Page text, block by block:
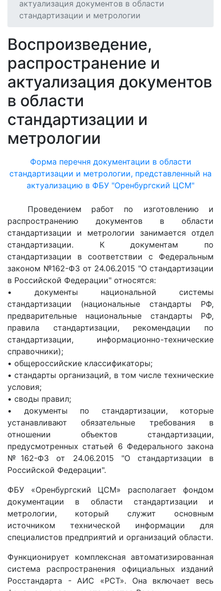
актуализация документов в области
стандартизации и метрологии
Воспроизведение,
распространение и
актуализация документов
в области
стандартизации и
метрологии
Форма перечня документации в области
стандартизации и метрологии, представленный на
актуализацию в ФБУ "Оренбургский ЦСМ"
Проведением работ по изготовлению и
распространению документов в области
стандартизации и метрологии занимается отдел
стандартизации. К документам по
стандартизации в соответствии с Федеральным
законом №162-ФЗ от 24.06.2015 "О стандартизации
в Российской Федерации" относятся:
• документы национальной системы
стандартизации (национальные стандарты РФ,
предварительные национальные стандарты РФ,
правила стандартизации, рекомендации по
стандартизации, информационно-технические
справочники);
• общероссийские классификаторы;
• стандарты организаций, в том числе технические
условия;
• своды правил;
• документы по стандартизации, которые
устанавливают обязательные требования в
отношении объектов стандартизации,
предусмотренных статьей 6 Федерального закона
№162-ФЗ от 24.06.2015 "О стандартизации в
Российской Федерации".
ФБУ «Оренбургский ЦСМ» располагает фондом
документации в области стандартизации и
метрологии, который служит основным
источником технической информации для
специалистов предприятий и организаций области.
Функционирует комплексная автоматизированная
система распространения официальных изданий
Росстандарта - АИС «РСТ». Она включает весь